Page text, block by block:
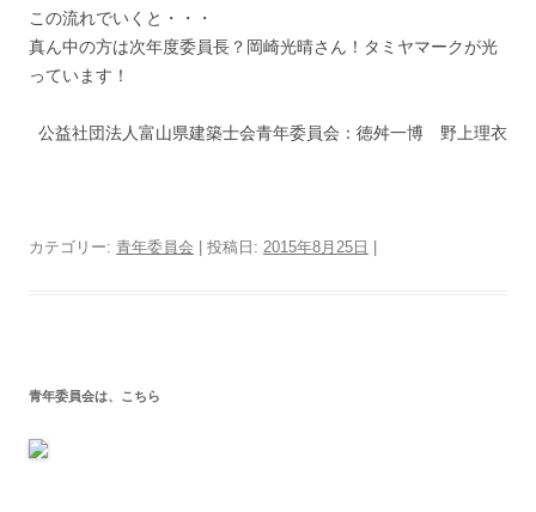
この流れでいくと・・・
真ん中の方は次年度委員長？岡崎光晴さん！タミヤマークが光
っています！
公益社団法人富山県建築士会青年委員会：徳舛一博 野上理衣
カテゴリー: 青年委員会 | 投稿日: 2015年8月25日
青年委員会は、こちら